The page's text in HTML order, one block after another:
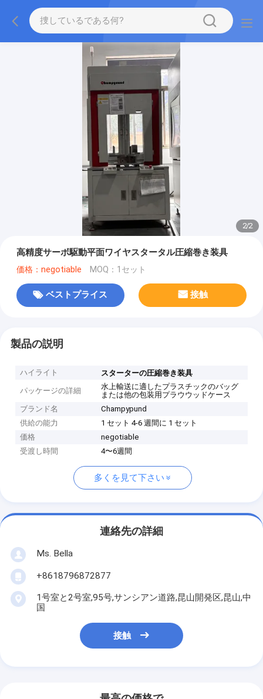
2/2
高精度サーボ駆動平面ワイヤスタータル圧縮巻き装具
価格：negotiable MOQ：1セット
ベストプライス 接触
製品の説明
ハイライト
スターターの圧縮巻き装具
パッケージの詳細
水上輸送に適したプラスチックのバッグ
または他の包装用プラウウッドケース
ブランド名
Champypund
供給の能力
1 セット 4-6 週間に 1 セット
価格
negotiable
受渡し時間
4〜6週間
多くを見て下さい
連絡先の詳細
Ms. Bella
+8618796872877
1号室と2号室,95号,サンシアン道路,昆山開発区,昆山,中
国
接触